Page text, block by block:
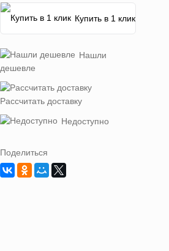
Купить в 1 клик
Нашли
дешевле
Рассчитать доставку
Недоступно
Поделиться